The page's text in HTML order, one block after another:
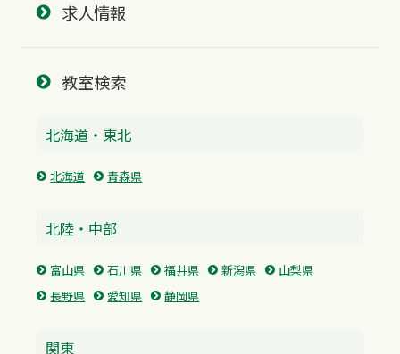
求人情報
教室検索
北海道・東北
北海道 青森県
北陸・中部
富山県 石川県 福井県 新潟県
山梨県
長野県
愛知県 静岡県
関東